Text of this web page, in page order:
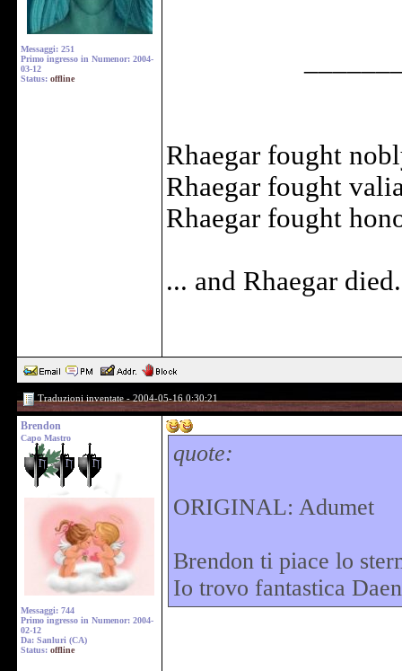
Messaggi: 251
Primo ingresso in Numenor: 2004-
03-12
Status: offline
Rhaegar fought
Rhaegar fought
Rhaegar fought
... and Rhaegar died.
Traduzioni inventate - 2004-05-16 0:30:21
Brendon
Capo Mastro
Messaggi: 744
Primo ingresso in Numenor: 2004-
02-12
Da: Sanluri (CA)
Status: offline
quote:
ORIGINAL: Adumet
Brendon ti piace lo
Io trovo fantastica